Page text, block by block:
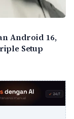
Android 16,
Setup